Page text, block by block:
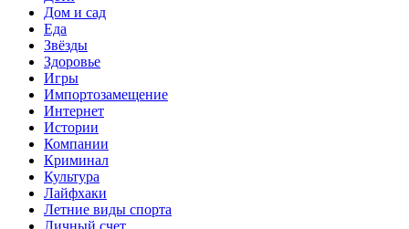
Дом и сад
Еда
Звёзды
Здоровье
Игры
Импортозамещение
Интернет
Истории
Компании
Криминал
Культура
Лайфхаки
Летние виды спорта
Личный счет